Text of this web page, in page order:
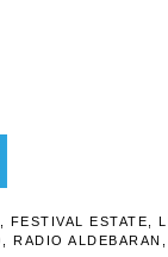
FESTIVAL ESTATE
RADIO ALDEBARAN